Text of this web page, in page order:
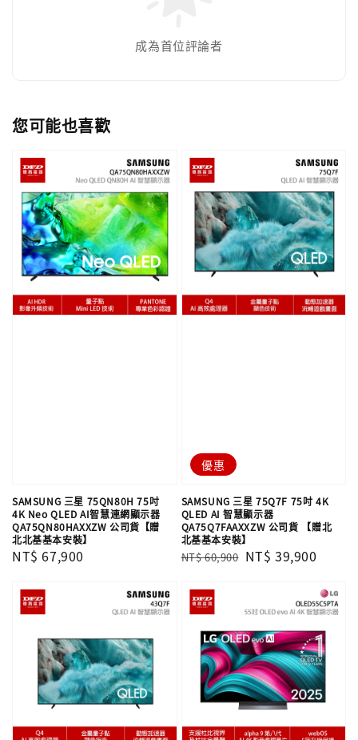
成為首位評論者
您可能也喜歡
SAMSUNG 三星 75QN80H 75吋
4K Neo QLED AI智慧連網顯示器
QA75QN80HAXXZW 公司貨【贈
北北基基本安裝】
Regular
NT$ 67,900
優惠
SAMSUNG 三星 75Q7F 75吋 4K
QLED AI 智慧顯示器
QA75Q7FAAXXZW 公司貨 【贈北
北基基本安裝】
Regular
NT$ 60,900 Sale
NT$ 39,900